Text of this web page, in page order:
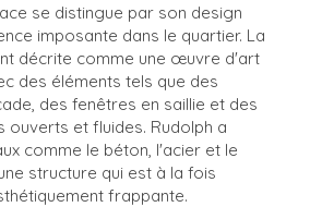
se distingue par son design
imposante dans le quartier. La
décrite comme une œuvre d'art
des éléments tels que des
des fenêtres en saillie et des
ouverts et fluides. Rudolph a
comme le béton, l'acier et le
structure qui est à la fois
frappante.